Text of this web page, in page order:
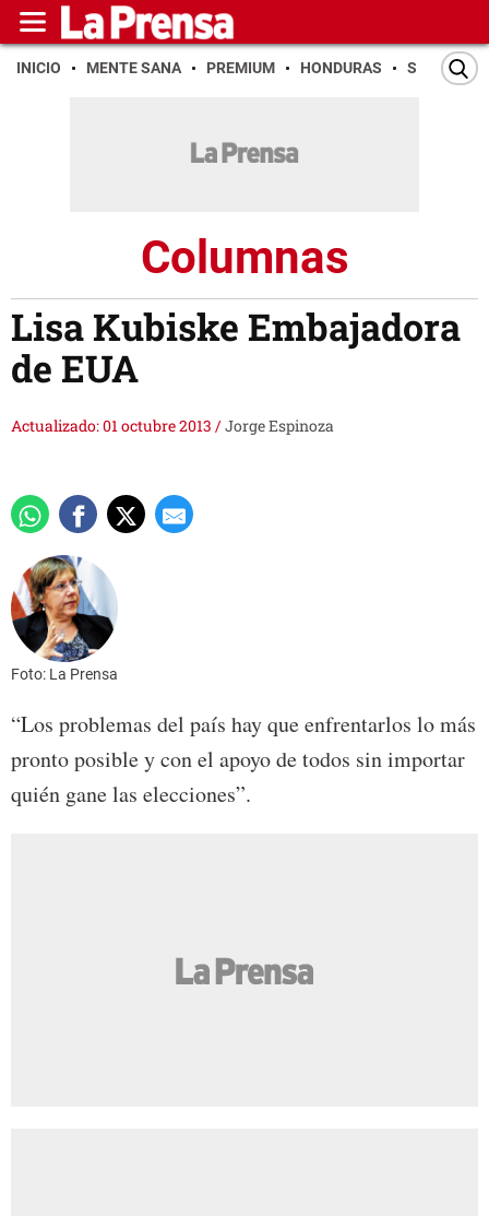
INICIO MENTE SANA PREMIUM HONDURAS SAN PEDRO
Columnas
Lisa Kubiske Embajadora
de EUA
Actualizado: 01 octubre 2013 /Jorge Espinoza
Foto: La Prensa
“Los problemas del país hay que enfrentarlos lo más
pronto posible y con el apoyo de todos sin importar
quién gane las elecciones”.